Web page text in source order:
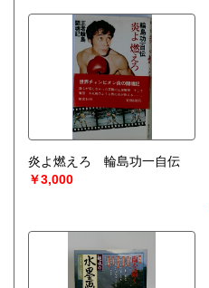
炎よ燃えろ 輪島功一自伝
￥3,000